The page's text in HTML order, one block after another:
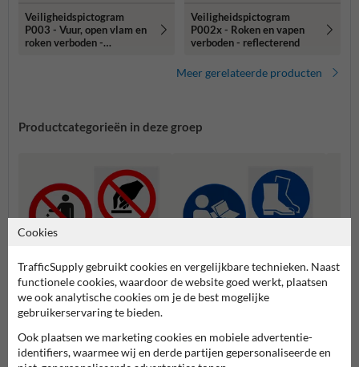
Veiligheidspictogram
P003 - Vuur, open vlam en
roken verboden -
Veiligheidspictogram
P002x - Roken en vapen
verboden - reflecterend
Meer gerelateerde producten
Productcategorieën in deze groep
Cookies
TrafficSupply gebruikt cookies en vergelijkbare technieken. Naast
functionele cookies, waardoor de website goed werkt, plaatsen
we ook analytische cookies om je de best mogelijke
gebruikerservaring te bieden.
Ook plaatsen we marketing cookies en mobiele advertentie-
identifiers, waarmee wij en derde partijen gepersonaliseerde en